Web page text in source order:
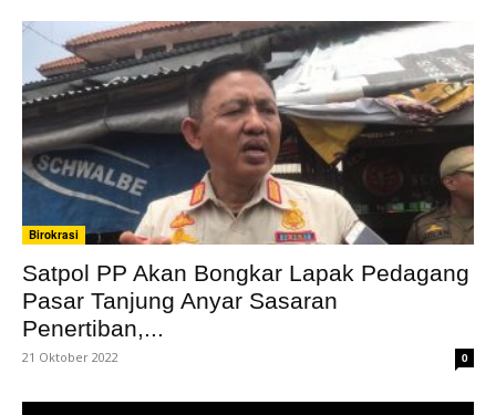
Birokrasi
Satpol PP Akan Bongkar Lapak Pedagang
Pasar Tanjung Anyar Sasaran
Penertiban,...
21 Oktober 2022 0